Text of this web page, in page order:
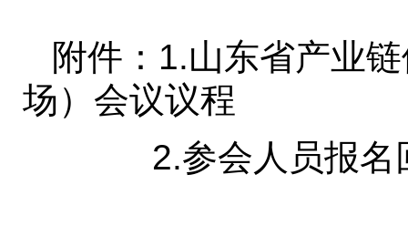
附件：1.山东省产业
场）会议议程
2.参会人员报名